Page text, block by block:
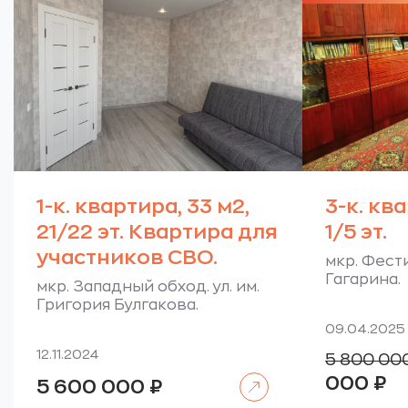
1-к. квартира, 33 м2,
21/22 эт. Квартира для
участников СВО.
мкр. Западный обход. ул. им.
Григория Булгакова.
12.11.2024
5 600 000 ₽
3-к.
1/5 эт.
мкр.
Гагарина.
09.04.2025
5 800
000 ₽